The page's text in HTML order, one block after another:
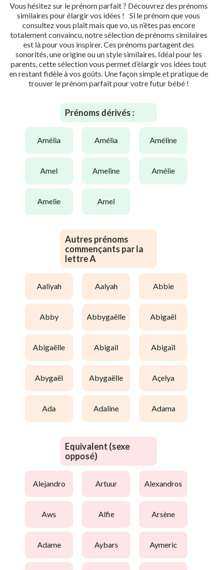
Vous hésitez sur le prénom parfait ? Découvrez des prénoms
similaires pour élargir vos idées ! Si le prénom que vous
consultez vous plaît mais que vo, us n’êtes pas encore
totalement convaincu, notre sélection de prénoms similaires
est là pour vous inspirer. Ces prénoms partagent des
sonorités, une origine ou un style similaires. Idéal pour les
parents, cette sélection vous permet d’élargir vos idées tout
en restant fidèle à vos goûts. Une façon simple et pratique de
trouver le prénom parfait pour votre futur bébé !
Prénoms dérivés :
amélia amélia améline
amel ameline amélie
amelie amel
Autres prénoms
commençants par la
lettre A
aaliyah aalyah abbie
abby abbygaëlle abigaël
abigaëlle abigail abigaïl
abygaël abygaëlle açelya
ada adaline adama
Equivalent (sexe
opposé)
alejandro artuur alexandros
aws alfie arsène
adame aybars aymeric